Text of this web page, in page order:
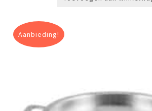
Aanbieding!